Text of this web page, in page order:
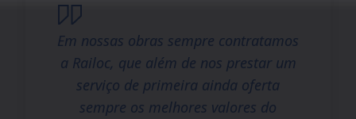
Em nossas obras sempre contratamos
a Railoc, que além de nos prestar um
serviço de primeira ainda oferta
sempre os melhores valores do